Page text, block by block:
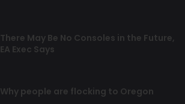
There May Be No Consoles in the Future,
EA Exec Says
Why people are flocking to Oregon